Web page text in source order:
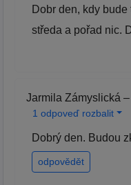
Dobr den, kdy
středa a pořad nic.
Jarmila Zámyslická
1 odpoveď rozbalit
Dobrý den. Budou
odpovědět